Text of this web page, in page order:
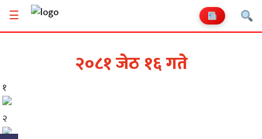
☰
२०८१ जेठ १६ गते
१
२